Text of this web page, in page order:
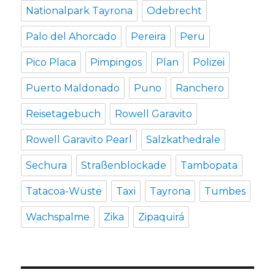
Nationalpark Tayrona Odebrecht
Palo del Ahorcado Pereira Peru
Pico Placa Pimpingos Plan Polizei
Puerto Maldonado Puno Ranchero
Reisetagebuch Rowell Garavito
Rowell Garavito Pearl Salzkathedrale
Sechura Straßenblockade Tambopata
Tatacoa-Wüste Taxi Tayrona Tumbes
Wachspalme Zika Zipaquirá